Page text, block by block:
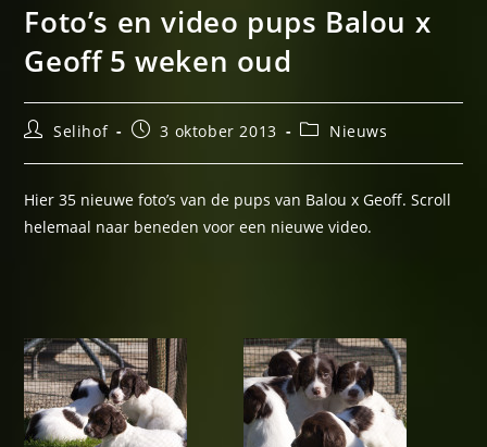
Foto’s en video pups Balou x
Geoff 5 weken oud
BerichtSelihof
Bericht
op:
3 oktober 2013 Berichtcategorie:
Nieuws
Hier 35 nieuwe foto’s van de pups van Balou x Geoff. Scroll
helemaal naar beneden voor een nieuwe video.